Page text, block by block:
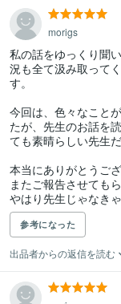
morigs
私の話をゆっくり聞
況も全て汲み取って
す。
今回は、色々なこと
たが、先生のお話を
ても素晴らしい先生
本当にありがとうござ
またご報告させても
やはり先生じゃなき
参考になった
出品者からの返信を読む